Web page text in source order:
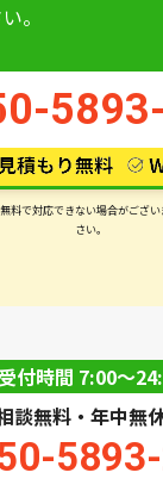
。
で対応できない場合がござい
さい。
Q&A
熊本県で
受付時間 7:00〜
談無料・年中無